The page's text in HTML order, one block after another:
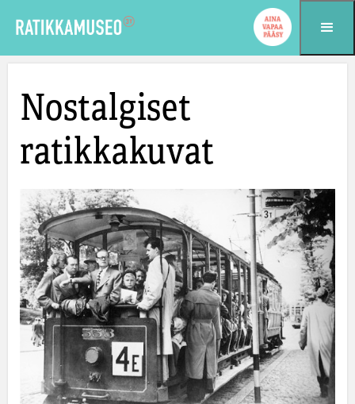
Nostalgiset
ratikkakuvat